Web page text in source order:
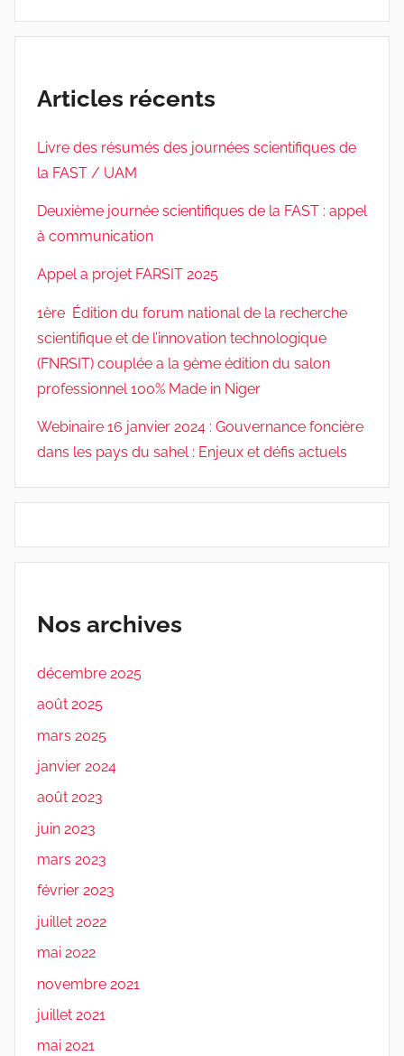
Articles récents
Livre des résumés des journées scientifiques de
la FAST / UAM
Deuxième journée scientifiques de la FAST : appel
à communication
Appel a projet FARSIT 2025
1ère Édition du forum national de la recherche
scientifique et de l’innovation technologique
(FNRSIT) couplée a la 9ème édition du salon
professionnel 100% Made in Niger
Webinaire 16 janvier 2024 : Gouvernance foncière
dans les pays du sahel : Enjeux et défis actuels
Nos archives
décembre 2025
août 2025
mars 2025
janvier 2024
août 2023
juin 2023
mars 2023
février 2023
juillet 2022
mai 2022
novembre 2021
juillet 2021
mai 2021